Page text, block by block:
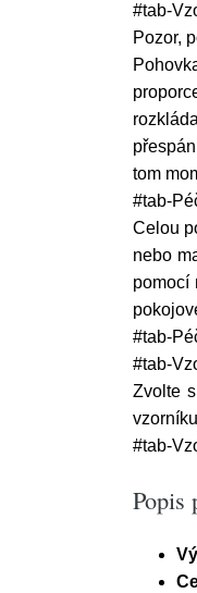
#tab-
Pozor,
tom
#tab-
Celou
nebo
pomocí
#tab-
#tab-
Zvolte
#tab-
Popis